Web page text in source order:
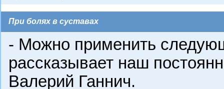
При болях в суставах
- Можно применить
рассказывает наш
Валерий Ганнич.